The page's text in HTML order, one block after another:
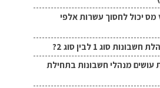
מס יכול לחסוך עשרות אלפי
סוג 1 לבין סוג 2?
עושים מנהלי חשבונות בתחילת